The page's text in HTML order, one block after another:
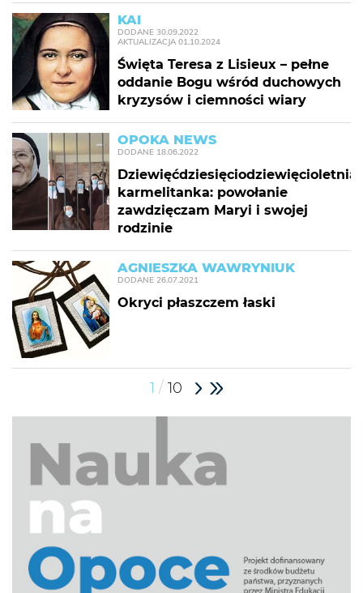
KAI
DODANE 30.09.2022
AKTUALIZACJA 01.10.2024
Święta Teresa z Lisieux – pełne
oddanie Bogu wśród duchowych
kryzysów i ciemności wiary
OPOKA NEWS
DODANE 18.06.2022
Dziewięćdziesięciodziewięcioletnia
karmelitanka: powołanie
zawdzięczam Maryi i swojej
rodzinie
AGNIESZKA WAWRYNIUK
DODANE 26.07.2021
Okryci płaszczem łaski
1 / 10